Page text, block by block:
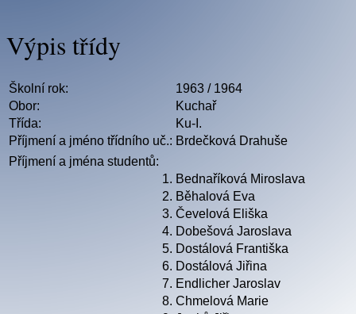
Výpis třídy
Školní rok:
1963 / 1964
Obor:
Kuchař
Třída:
Ku-I.
Příjmení a jméno třídního uč.: Brdečková Drahuše
Příjmení a jména studentů:
1. Bednaříková Miroslava
2. Běhalová Eva
3. Čevelová Eliška
4. Dobešová Jaroslava
5. Dostálová Františka
6. Dostálová Jiřina
7. Endlicher Jaroslav
8. Chmelová Marie